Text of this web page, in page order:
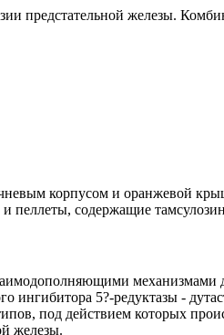
предстательной железы.
корпусом и оранжевой
пеллеты, содержащие
5?-редуктазы -
под действием которых
железы.